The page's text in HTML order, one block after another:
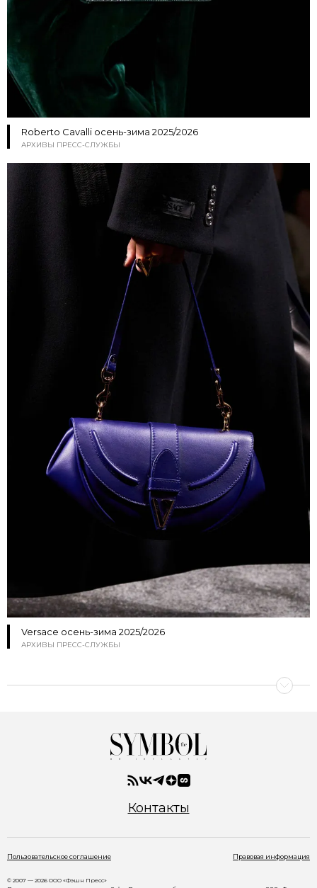
Roberto Cavalli осень-зима 2025/2026
АРХИВЫ ПРЕСС-СЛУЖБЫ
Versace осень-зима 2025/2026
АРХИВЫ ПРЕСС-СЛУЖБЫ
Контакты
Пользовательское соглашение Правовая информация
© 2007 — 2026 ООО «Фэшн Пресс»